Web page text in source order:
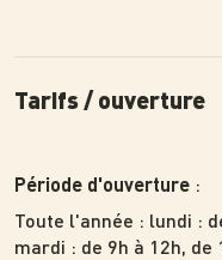
Tarifs / ouverture
Période d'ouverture :
Toute l'année : lundi :
mardi : de 9h à 12h, de